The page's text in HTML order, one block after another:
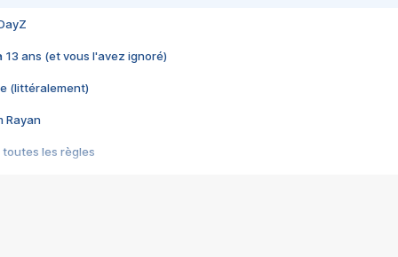
13 ans (et vous l'avez ignoré)
(littéralement)
Rayan
toutes les règles